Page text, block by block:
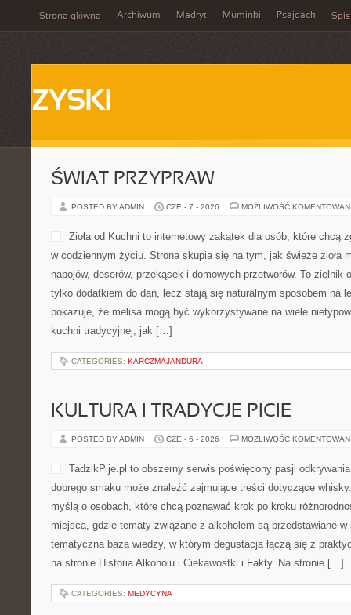
Strona główna Archiwum Madryt Muminki Psajdack Spis
ZYSKI
ŚWIAT PRZYPRAW
POSTED BY ADMIN CZE - 7 - 2026 MOŻLIWOŚĆ
Zioła od Kuchni to internetowy zakątek dla osób, które chcą
w codziennym życiu. Strona skupia się na tym, jak świeże zioła
napojów, deserów, przekąsek i domowych przetworów. To zielnik
tylko dodatkiem do dań, lecz stają się naturalnym sposobem na
pokazuje, że melisa mogą być wykorzystywane na wiele
kuchni tradycyjnej, jak […]
CATEGORIES: KARCZMAJANDURA
KULTURA I TRADYCJE PICIE
POSTED BY ADMIN CZE - 6 - 2026 MOŻLIWOŚĆ
TadzikPije.pl to obszerny serwis poświęcony pasji
dobrego smaku może znaleźć zajmujące treści dotyczące
myślą o osobach, które chcą poznawać krok po kroku
miejsca, gdzie tematy związane z alkoholem są przedstawiane w
tematyczna baza wiedzy, w którym degustacja łączą się z
na stronie Historia Alkoholu i Ciekawostki i Fakty. Na stronie […]
CATEGORIES: MEDYCYNA